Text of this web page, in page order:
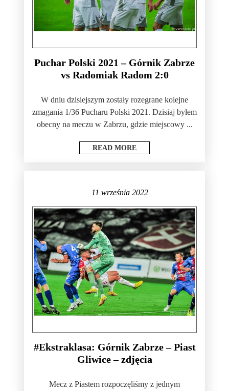
Puchar Polski 2021 – Górnik Zabrze
vs Radomiak Radom 2:0
W dniu dzisiejszym zostały rozegrane kolejne
zmagania 1/36 Pucharu Polski 2021. Dzisiaj byłem
obecny na meczu w Zabrzu, gdzie miejscowy ...
READ MORE
11 września 2022
#Ekstraklasa: Górnik Zabrze – Piast
Gliwice – zdjęcia
Mecz z Piastem rozpoczęliśmy z jednym